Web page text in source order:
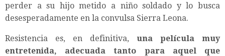
perder a su hijo metido a niño soldado y lo busca
desesperadamente en la convulsa Sierra Leona.
Resistencia es, en definitiva, una película muy
entretenida, adecuada tanto para aquel que